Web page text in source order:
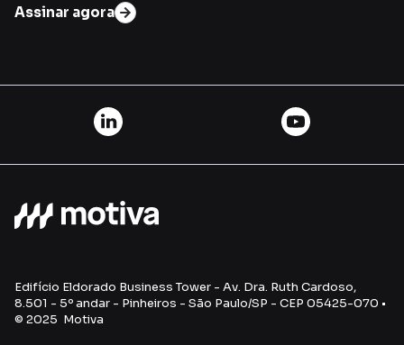
Assinar agora
Edifício Eldorado Business Tower - Av. Dra. Ruth Cardoso,
8.501 - 5º andar - Pinheiros - São Paulo/SP - CEP 05425-070 •
© 2025 Motiva